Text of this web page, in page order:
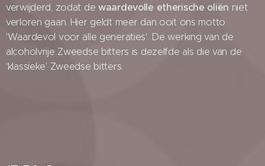
verwijderd, zodat dewaardevolle etherische oliën niet
verloren gaan. Hier geldt meer dan ooit ons motto
'Waardevol voor alle generaties'. De werking van de
alcoholvrije Zweedse bitters is dezelfde als die van de
'klassieke' Zweedse bitters.